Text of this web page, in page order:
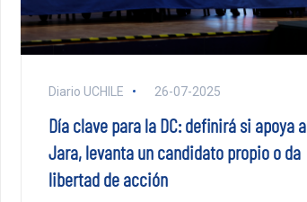
Diario UCHILE 26-07-2025
Día clave para la DC: definirá si apoya a
Jara, levanta un candidato propio o da
libertad de acción